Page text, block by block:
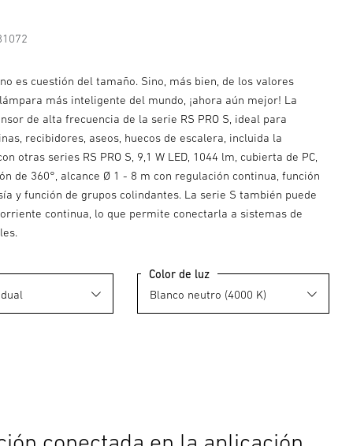
es cuestión del tamaño. Sino, más bien, de los valores
más inteligente del mundo, ¡ahora aún mejor! La
de alta frecuencia de la serie RS PRO S, ideal para
recibidores, aseos, huecos de escalera, incluida la
otras series RS PRO S, 9,1 W LED, 1044 lm, cubierta de PC,
de 360°, alcance Ø 1 - 8 m con regulación continua, función
y función de grupos colindantes. La serie S también puede
continua, lo que permite conectarla a sistemas de
Color de luz